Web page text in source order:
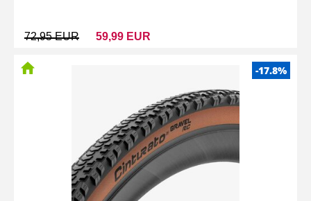
72,95 EUR 59,99 EUR
-17.8%